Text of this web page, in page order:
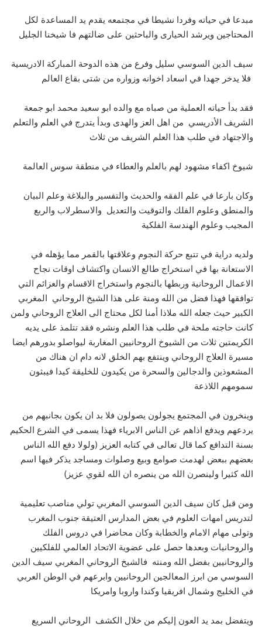
مبدعا في حياته وفردا نشيطا في مجتمعه يقدم يد المساعدة لكل
المحتاجين ويرشد الحيارى والباحثين على ضالتهم فا شيخنا الجليل
سيف الدين السوسي سليل وفرع من هذه الدوحة المباركة الادريسية
فلا يدخر جهدا في اسعاد اخوانه وزواره من شتى بقاع العالم
فقد بدأ حياته العملية من صباه مع والده ابو سعيد محمد ابو جمعة
الشريف الأدريسي من اهل العز والهدى وبدأ يتدرج في العلم والتعلم
والاجتهاد في طلب هذا العلم الشريف من ثلاث
شيوخ اكفاء مشهود لهم بالعلم والعطاء في منطقة سوس العالمة
وكان بارعا في علم الفقه والحديث والتفسير والبلاغة وعلم البيان
والمنطق وعلوم الفلك والتوقيت والتعديل والاسطرلاب والربع
المجيب وعلوم الهندسة الفلكية
ولديه دراية في تتبع حركة النجوم وعلاقتها بالقمر مما يؤهله في
الاستعانة بها في استخراج طالع الانسان واكتشاف اوقات نجاح
الاعمال الروحانية وربطها بالنجوم واستخراج الاقسام والعزائم التي
توافقها فهذا فضل من الله ومنة على هذا الشيخ الروحاني المغربي
الكبير حيث جعله الله ملاذا أمنا لكل محتاج الى العلاج الروحاني ولمن
كانت حاجته ملحة في طلب هذا العلم ونشره فقد تتلمذ على يديه
الكريمتين ثلات من الشيوخ الروحانيين المغاربة ليواصلو بدورهم ايضا
مسيرة العلاج الروحاني وينتفع بهم الخلق لانه دام ان هناك من
المشعوذين والدجالين والسحرة من يكيدون للخليقة كيدا فيبثون
سمومهم اللاذعة
وينخرون في المجتمع يجولون يصولون فلا بد ان يكون بجانبهم من
يردعهم ويدفع اذاهم عن الناس الابرياء فهذا يسمى في الشرع الحكيم
بسنة التدافع كما قال تعالى في كتابه العزيز (ولولا دفع الله الناس
بعضهم ببعض لهدمت صوامع وبيع وصلوات ومساجد يذكر فيها اسم
الله كثيرا ولينصرن الله من ينصره ان الله لقوي عزيز)
ومن قبل كان سيف الدين السوسي المغربي تولي مناصب تعليمية
لتدريس امهات العلوم في بعض المدارس العتيقة جنوب المغرب
وتولى مهام الامام والخطابة وكان محاضرا في دروس الفلك
والروحانيات وبعدها حصل على عضوية الاتحاد العالمي للفلكيين
والروحانيين بفضل الله ومنته فالشيخ الروحاني المغربي سيف الدين
السوسي من ابرز المعالجين الروحانيين وابرعهم في الوطن العربي
في الخليج وشمال افريقيا وكندا واروبا وامريكا
ويتفضل بمد يد العون إليكم من خلال الكشف الروحاني السريع